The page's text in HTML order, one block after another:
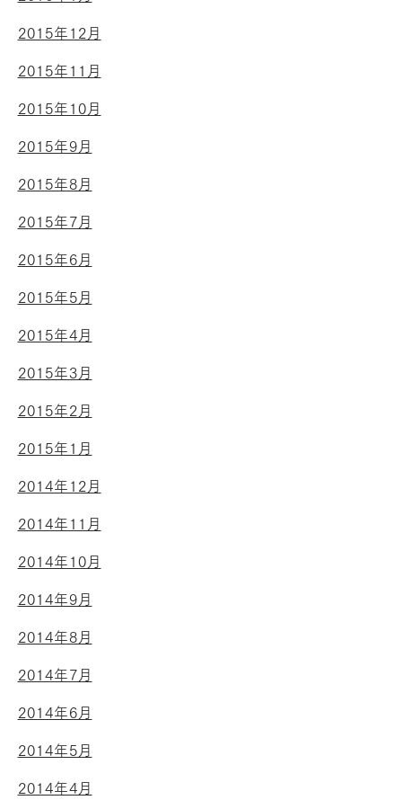
2015年12月
2015年11月
2015年10月
2015年9月
2015年8月
2015年7月
2015年6月
2015年5月
2015年4月
2015年3月
2015年2月
2015年1月
2014年12月
2014年11月
2014年10月
2014年9月
2014年8月
2014年7月
2014年6月
2014年5月
2014年4月